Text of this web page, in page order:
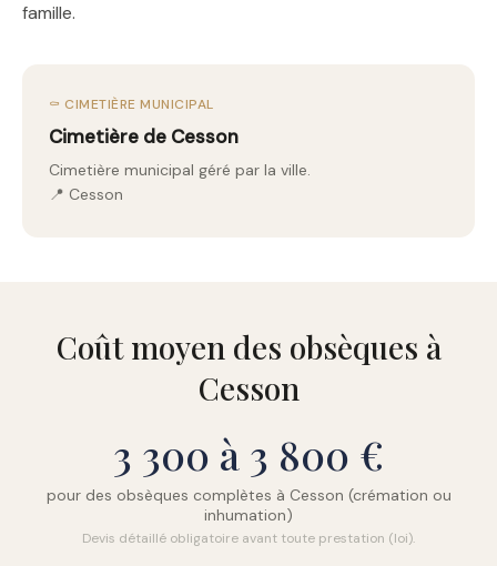
famille.
⚰️ CIMETIÈRE MUNICIPAL
Cimetière de Cesson
Cimetière municipal géré par la ville.
📍 Cesson
Coût moyen des obsèques à
Cesson
3 300 à 3 800 €
pour des obsèques complètes à Cesson (crémation ou
inhumation)
Devis détaillé obligatoire avant toute prestation (loi).